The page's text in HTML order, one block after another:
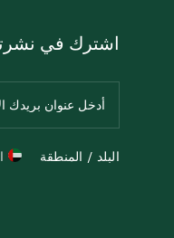
اشترك في
البلد / المنطقة